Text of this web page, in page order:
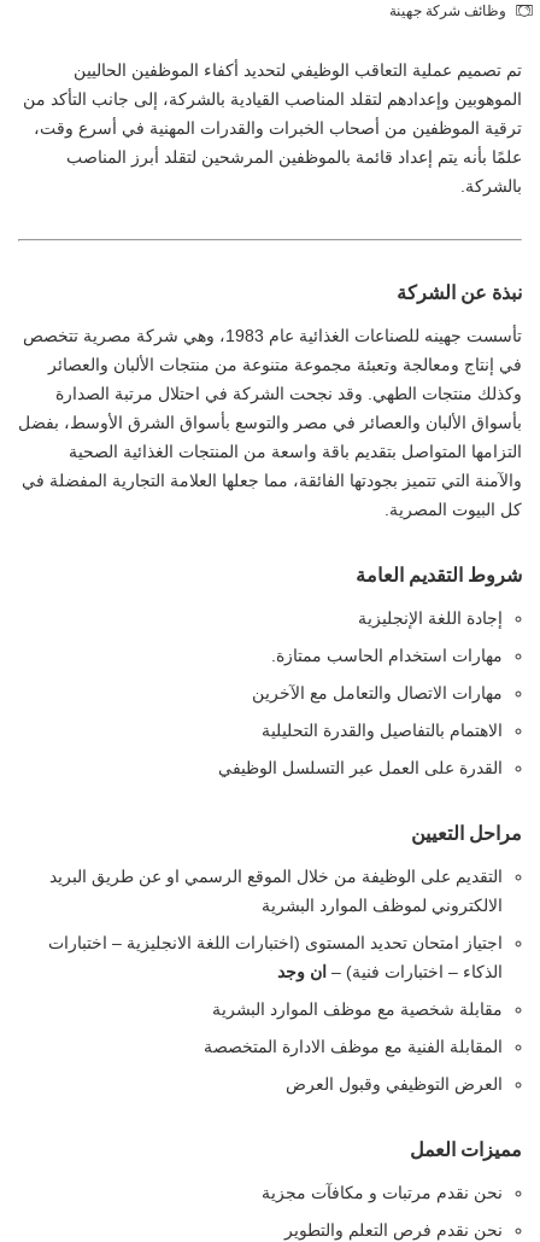
وظائف شركة جهينة
تم تصميم عملية التعاقب الوظيفي لتحديد أكفاء الموظفين الحاليين
الموهوبين وإعدادهم لتقلد المناصب القيادية بالشركة، إلى جانب التأكد من
ترقية الموظفين من أصحاب الخبرات والقدرات المهنية في أسرع وقت،
علمًا بأنه يتم إعداد قائمة بالموظفين المرشحين لتقلد أبرز المناصب
بالشركة.
نبذة عن الشركة
تأسست جهينه للصناعات الغذائية عام 1983، وهي شركة مصرية تتخصص
في إنتاج ومعالجة وتعبئة مجموعة متنوعة من منتجات الألبان والعصائر
وكذلك منتجات الطهي. وقد نجحت الشركة في احتلال مرتبة الصدارة
بأسواق الألبان والعصائر في مصر والتوسع بأسواق الشرق الأوسط، بفضل
التزامها المتواصل بتقديم باقة واسعة من المنتجات الغذائية الصحية
والآمنة التي تتميز بجودتها الفائقة، مما جعلها العلامة التجارية المفضلة في
كل البيوت المصرية.
شروط التقديم العامة
إجادة اللغة الإنجليزية
مهارات استخدام الحاسب ممتازة.
مهارات الاتصال والتعامل مع الآخرين
الاهتمام بالتفاصيل والقدرة التحليلية
القدرة على العمل عبر التسلسل الوظيفي
مراحل التعيين
التقديم على الوظيفة من خلال الموقع الرسمي او عن طريق البريد
الالكتروني لموظف الموارد البشرية
اجتياز امتحان تحديد المستوى (اختبارات اللغة الانجليزية – اختبارات
الذكاء – اختبارات فنية) – ان وجد
مقابلة شخصية مع موظف الموارد البشرية
المقابلة الفنية مع موظف الادارة المتخصصة
العرض التوظيفي وقبول العرض
مميزات العمل
نحن نقدم مرتبات و مكافآت مجزية
نحن نقدم فرص التعلم والتطوير